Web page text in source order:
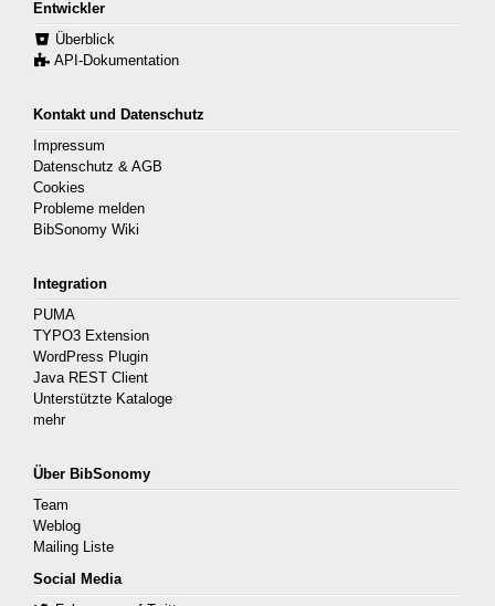
Entwickler
Überblick
API-Dokumentation
Kontakt und Datenschutz
Impressum
Datenschutz & AGB
Cookies
Probleme melden
BibSonomy Wiki
Integration
PUMA
TYPO3 Extension
WordPress Plugin
Java REST Client
Unterstützte Kataloge
mehr
Über BibSonomy
Team
Weblog
Mailing Liste
Social Media